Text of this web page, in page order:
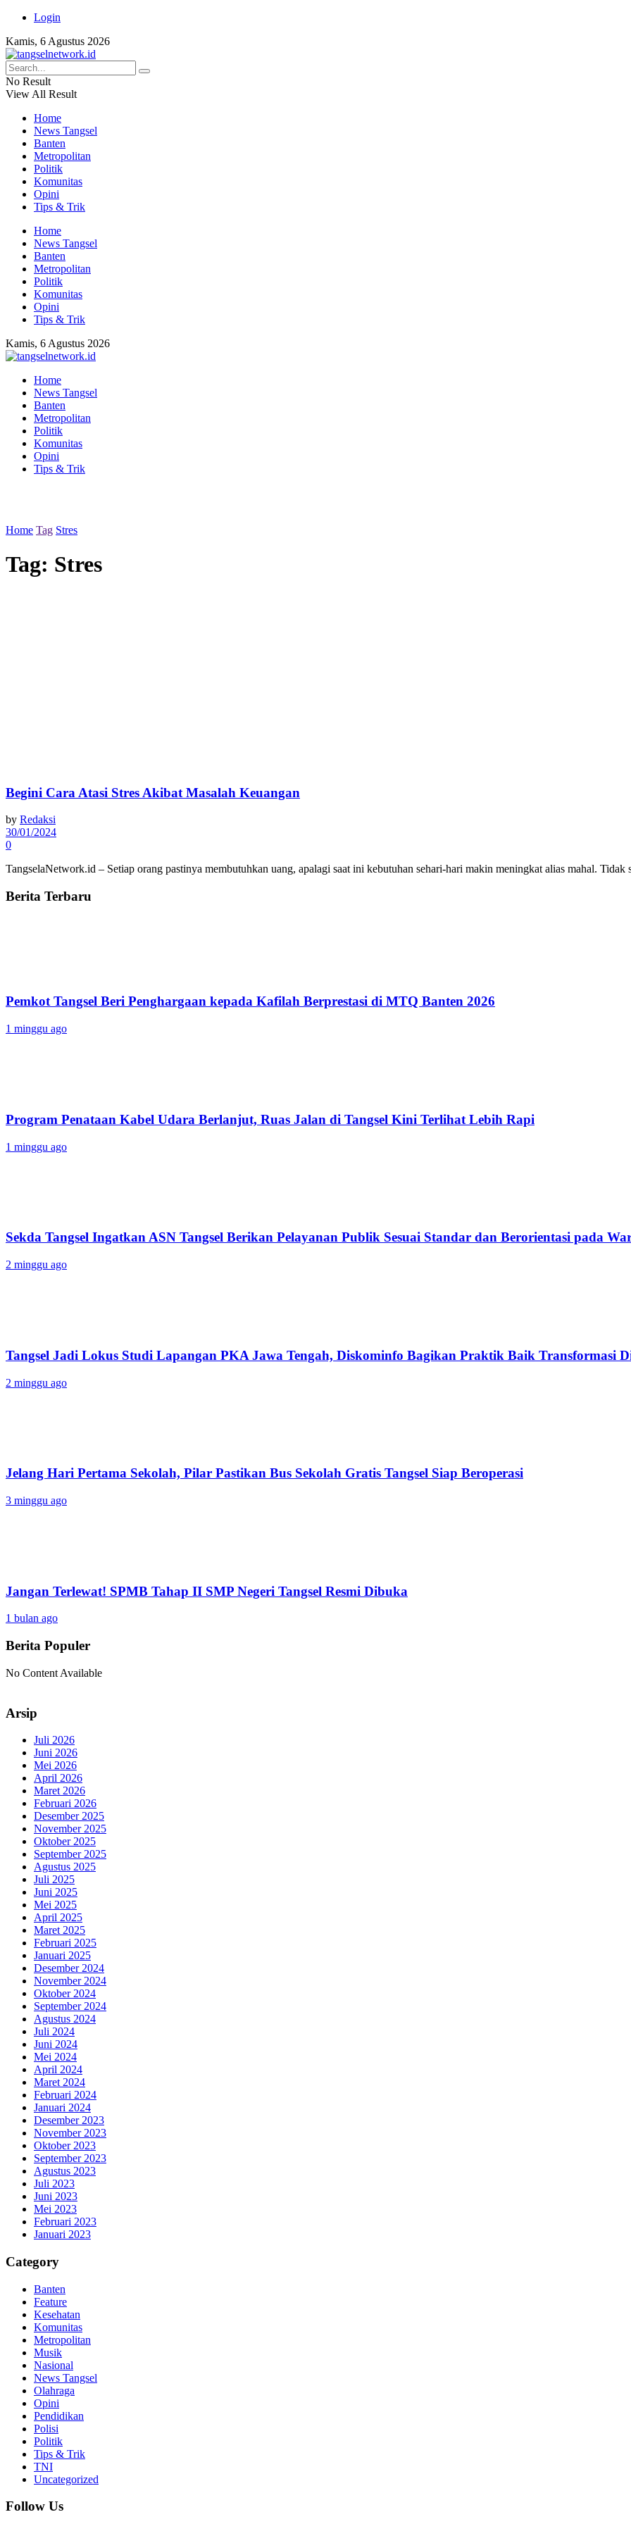
Login
Kamis, 6 Agustus 2026
No Result
View All Result
Home
News Tangsel
Banten
Metropolitan
Politik
Komunitas
Opini
Tips & Trik
Home
News Tangsel
Banten
Metropolitan
Politik
Komunitas
Opini
Tips & Trik
Kamis, 6 Agustus 2026
Home
News Tangsel
Banten
Metropolitan
Politik
Komunitas
Opini
Tips & Trik
Home Tag Stres
Tag: Stres
Begini Cara Atasi Stres Akibat Masalah Keuangan
by Redaksi
30/01/2024
0
TangselaNetwork.id – Setiap orang pastinya membutuhkan uang, apalagi saat ini kebutuhan sehari-hari makin meningkat alias mahal. Tidak
Berita Terbaru
Pemkot Tangsel Beri Penghargaan kepada Kafilah Berprestasi di MTQ Banten 2026
1 minggu ago
Program Penataan Kabel Udara Berlanjut, Ruas Jalan di Tangsel Kini Terlihat Lebih Rapi
1 minggu ago
Sekda Tangsel Ingatkan ASN Tangsel Berikan Pelayanan Publik Sesuai Standar dan Berorientasi pada
2 minggu ago
Tangsel Jadi Lokus Studi Lapangan PKA Jawa Tengah, Diskominfo Bagikan Praktik Baik Transformasi
2 minggu ago
Jelang Hari Pertama Sekolah, Pilar Pastikan Bus Sekolah Gratis Tangsel Siap Beroperasi
3 minggu ago
Jangan Terlewat! SPMB Tahap II SMP Negeri Tangsel Resmi Dibuka
1 bulan ago
Berita Populer
No Content Available
Arsip
Juli 2026
Juni 2026
Mei 2026
April 2026
Maret 2026
Februari 2026
Desember 2025
November 2025
Oktober 2025
September 2025
Agustus 2025
Juli 2025
Juni 2025
Mei 2025
April 2025
Maret 2025
Februari 2025
Januari 2025
Desember 2024
November 2024
Oktober 2024
September 2024
Agustus 2024
Juli 2024
Juni 2024
Mei 2024
April 2024
Maret 2024
Februari 2024
Januari 2024
Desember 2023
November 2023
Oktober 2023
September 2023
Agustus 2023
Juli 2023
Juni 2023
Mei 2023
Februari 2023
Januari 2023
Category
Banten
Feature
Kesehatan
Komunitas
Metropolitan
Musik
Nasional
News Tangsel
Olahraga
Opini
Pendidikan
Polisi
Politik
Tips & Trik
TNI
Uncategorized
Follow Us